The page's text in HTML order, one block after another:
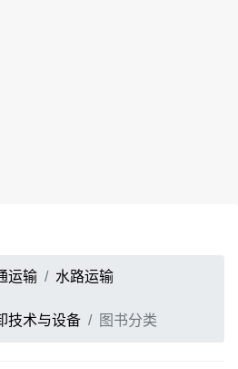
运输
水路运输
技术与设备
图书分类